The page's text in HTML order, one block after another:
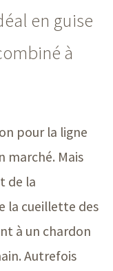
en guise
à
pour la ligne
marché. Mais
de la
la cueillette des
à un chardon
Autrefois